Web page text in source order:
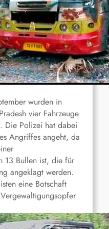
wurden in
vier Fahrzeuge
Die Polizei hat dabei
Angriffes angeht, da
13 Bullen ist, die für
angeklagt werden.
eine Botschaft